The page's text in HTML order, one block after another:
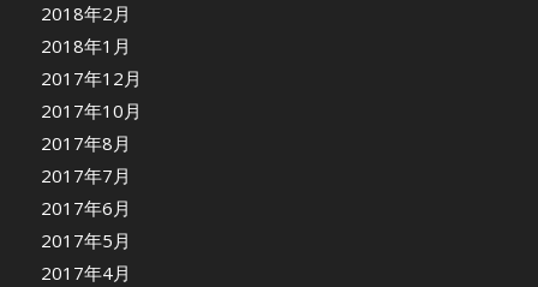
2018年2月
2018年1月
2017年12月
2017年10月
2017年8月
2017年7月
2017年6月
2017年5月
2017年4月